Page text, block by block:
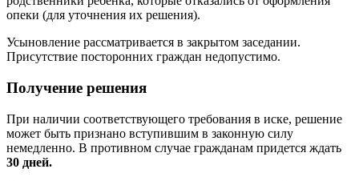
опеки (для уточнения их решения).
Усыновление рассматривается в закрытом заседании.
Присутствие посторонних граждан недопустимо.
Получение решения
При наличии соответствующего требования в иске, решение
может быть признано вступившим в законную силу
немедленно. В противном случае гражданам придется ждать
30 дней.